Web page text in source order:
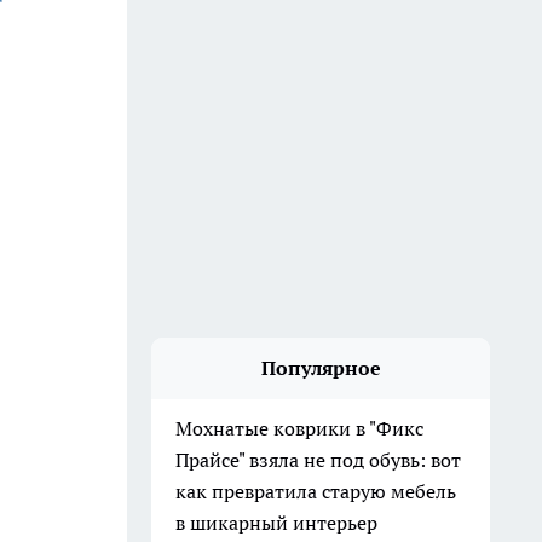
Популярное
Мохнатые коврики в "Фикс
Прайсе" взяла не под обувь: вот
как превратила старую мебель
в шикарный интерьер